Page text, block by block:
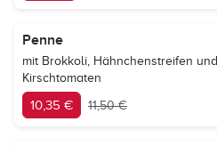
Penne
mit Brokkoli, Hähnchenstreifen und
Kirschtomaten
10,35 € 11,50 €